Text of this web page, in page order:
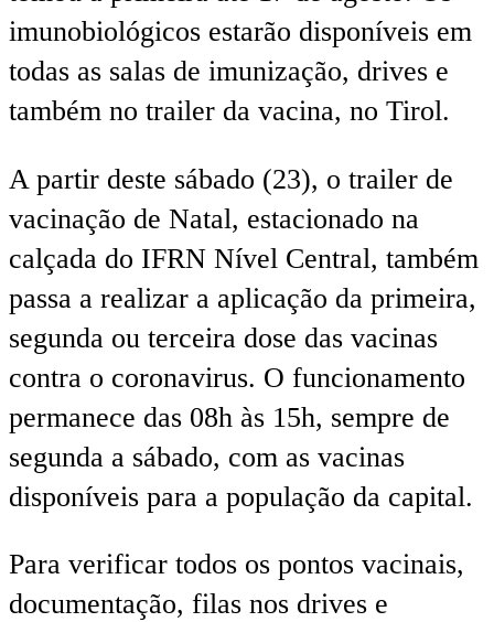
imunobiológicos estarão disponíveis em
todas as salas de imunização, drives e
também no trailer da vacina, no Tirol.
A partir deste sábado (23), o trailer de
vacinação de Natal, estacionado na
calçada do IFRN Nível Central, também
passa a realizar a aplicação da primeira,
segunda ou terceira dose das vacinas
contra o coronavirus. O funcionamento
permanece das 08h às 15h, sempre de
segunda a sábado, com as vacinas
disponíveis para a população da capital.
Para verificar todos os pontos vacinais,
documentação, filas nos drives e